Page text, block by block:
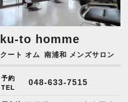
ku-to homme
クート オム 南浦和 メンズサロン
予約
TEL
048-633-7515